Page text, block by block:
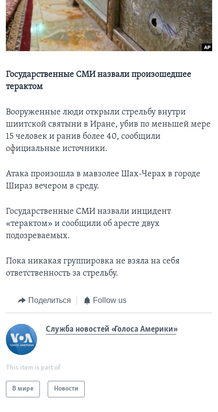
Learning English
СОЦИАЛЬНЫЕ СЕТИ
Языки
Государственные СМИ назвали произошедшее
терактом
Вооруженные люди открыли стрельбу внутри
шиитской святыни в Иране, убив по меньшей мере
15 человек и ранив более 40, сообщили
официальные источники.
Атака произошла в мавзолее Шах-Черах в городе
Шираз вечером в среду.
Государственные СМИ назвали инцидент
«терактом» и сообщили об аресте двух
подозреваемых.
Пока никакая группировка не взяла на себя
ответственность за стрельбу.
Поделиться Follow us
Служба новостей «Голоса Америки»
This item is part of
В мире Новости